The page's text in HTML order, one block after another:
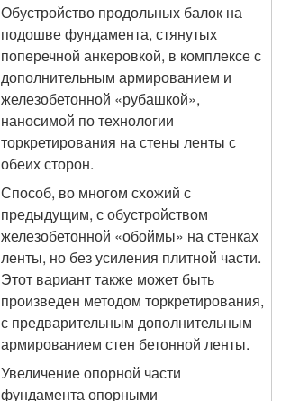
Обустройство продольных балок на
подошве фундамента, стянутых
поперечной анкеровкой, в комплексе с
дополнительным армированием и
железобетонной «рубашкой»,
наносимой по технологии
торкретирования на стены ленты с
обеих сторон.
Способ, во многом схожий с
предыдущим, с обустройством
железобетонной «обоймы» на стенках
ленты, но без усиления плитной части.
Этот вариант также может быть
произведен методом торкретирования,
с предварительным дополнительным
армированием стен бетонной ленты.
Увеличение опорной части
фундамента опорными